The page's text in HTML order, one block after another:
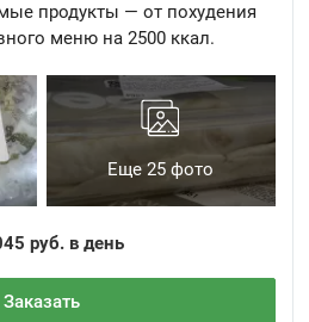
продукты — от похудения
меню на 2500 ккал.
Еще 25 фото
руб. в день
Заказать